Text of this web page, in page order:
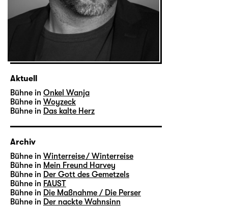
Aktuell
Bühne in Onkel Wanja
Bühne in Woyzeck
Bühne in Das kalte Herz
Archiv
Bühne in Winterreise / Winterreise
Bühne in Mein Freund Harvey
Bühne in Der Gott des Gemetzels
Bühne in FAUST
Bühne in Die Maßnahme / Die Perser
Bühne in Der nackte Wahnsinn